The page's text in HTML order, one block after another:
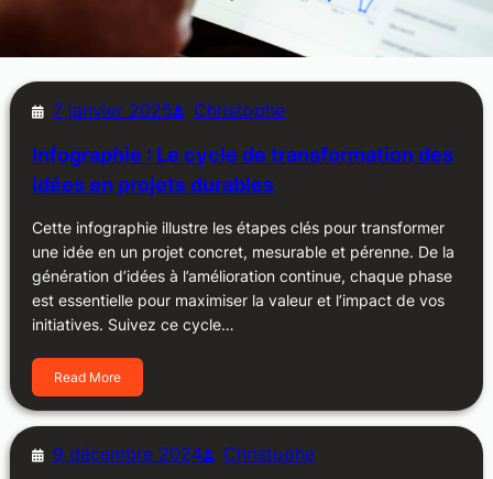
7 janvier 2025 Christophe
Infographie : Le cycle de transformation des
idées en projets durables
Cette infographie illustre les étapes clés pour transformer
une idée en un projet concret, mesurable et pérenne. De la
génération d’idées à l’amélioration continue, chaque phase
est essentielle pour maximiser la valeur et l’impact de vos
initiatives. Suivez ce cycle…
Read More
9 décembre 2024 Christophe